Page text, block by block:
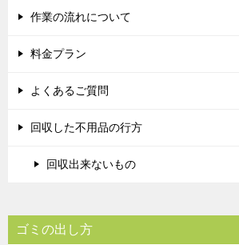
作業の流れについて
料金プラン
よくあるご質問
回収した不用品の行方
回収出来ないもの
ゴミの出し方